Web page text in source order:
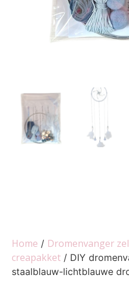
Home / Dromenvanger
creapakket / DIY
staalblauw-lichtblauwe